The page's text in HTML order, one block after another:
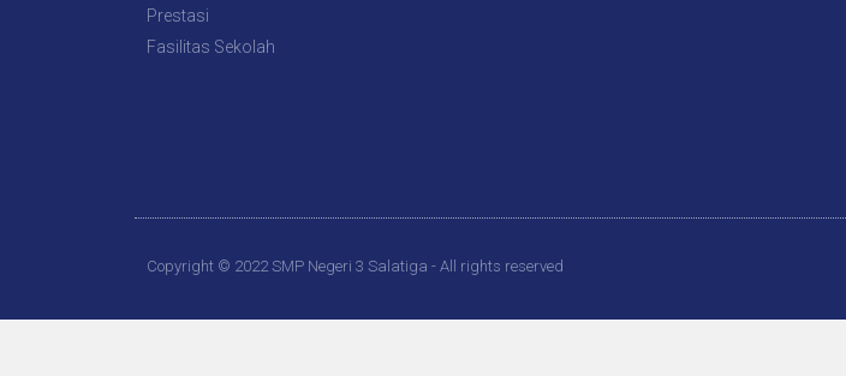
Prestasi
Fasilitas Sekolah
Copyright © 2022 SMP Negeri 3 Salatiga - All rights reserved